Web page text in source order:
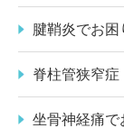
腱鞘炎でお困
脊柱管狭窄
坐骨神経痛で